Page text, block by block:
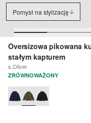
Pomysł na stylizację
Oversizowa pikowana
stałym kapturem
s.Oliver
ZRÓWNOWAŻONY